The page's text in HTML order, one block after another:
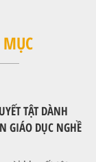
TẬT DÀNH
GIÁO DỤC NGHỀ